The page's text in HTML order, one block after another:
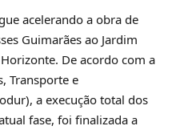
acelerando a obra de
Guimarães ao Jardim
De acordo com a
Transporte e
a execução total dos
fase, foi finalizada a